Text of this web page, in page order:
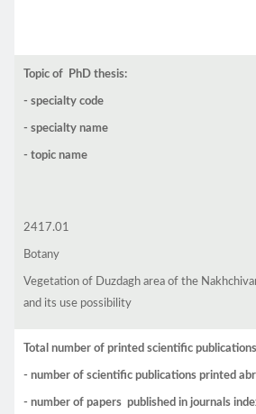
Topic of PhD thesis:
- specialty code
- specialty name
- topic name
2417.01
Botany
Vegetation of Duzdagh area of the
and its use possibility
Total number of printed scientific
- number of scientific publications printed
- number of papers published in journals